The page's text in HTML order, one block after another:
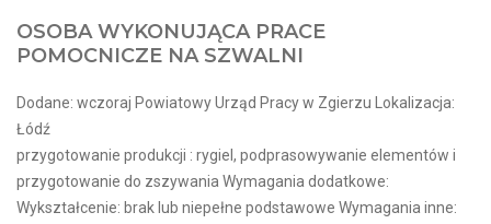
OSOBA WYKONUJĄCA PRACE
POMOCNICZE NA SZWALNI
Dodane: wczoraj Powiatowy Urząd Pracy w Zgierzu Lokalizacja:
Łódź
przygotowanie produkcji : rygiel, podprasowywanie elementów i
przygotowanie do zszywania Wymagania dodatkowe:
Wykształcenie: brak lub niepełne podstawowe Wymagania inne: